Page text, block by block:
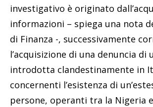
investigativo è originato
informazioni – spiega una nota
di Finanza -, successivamente
l’acquisizione di una denuncia di
introdotta clandestinamente in
concernenti l’esistenza di
persone, operanti tra la Nigeria e